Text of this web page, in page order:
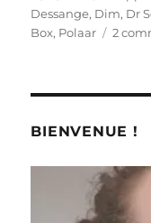
le
Dessange, Dim, Dr
Box, Polaar 2
BIENVENUE !